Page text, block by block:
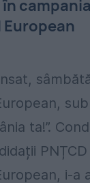
în
ta!”.
i-a